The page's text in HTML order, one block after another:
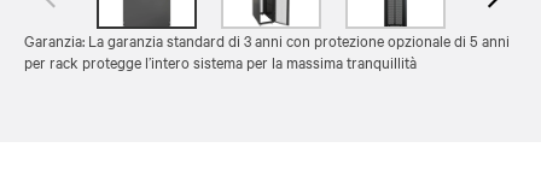
Garanzia: La garanzia standard di 3 anni con protezione opzionale di 5 anni
per rack protegge l’intero sistema per la massima tranquillità